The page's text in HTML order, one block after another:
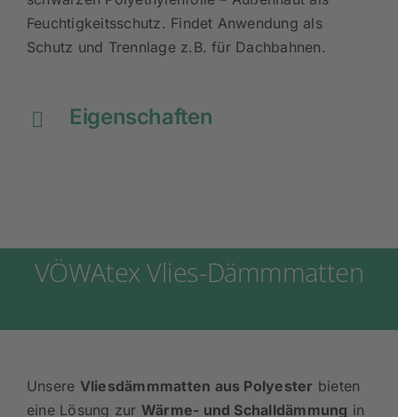
schwarzen Polyethylenfolie – Außenhaut als
Feuchtigkeitsschutz. Findet Anwendung als
Eigenschaften
VÖWAtex Vlies-Dämmmatten
UnsereVliesdämmmatten aus Polyesterbieten